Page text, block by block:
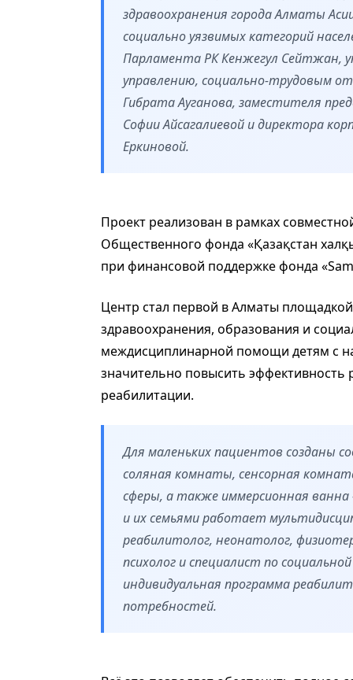
здравоохранения города Алматы
социально уязвимых категорий
Парламента РК Кенжегул Сейтжан,
управлению, социально-трудовым
Гибрата Ауганова, заместителя
Софии Айсагалиевой и директора
Еркиновой.
Проект реализован в рамках
Общественного фонда «Қазақстан
при финансовой поддержке фонда
Центр стал первой в Алматы
здравоохранения, образования и
междисциплинарной помощи детям с
значительно повысить
реабилитации.
Для маленьких пациентов созданы
соляная комнаты, сенсорная
сферы, а также иммерсионная
и их семьями работает
реабилитолог, неонатолог,
психолог и специалист по
индивидуальная программа
потребностей.